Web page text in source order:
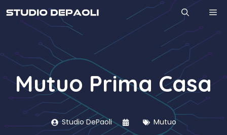
al
contenuto
Mutuo Prima Casa
Studio DePaoli Mutuo